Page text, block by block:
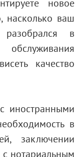
новое
насколько ваш
разобрался в
обслуживания
качество
иностранными
в
заключении
нотариальным